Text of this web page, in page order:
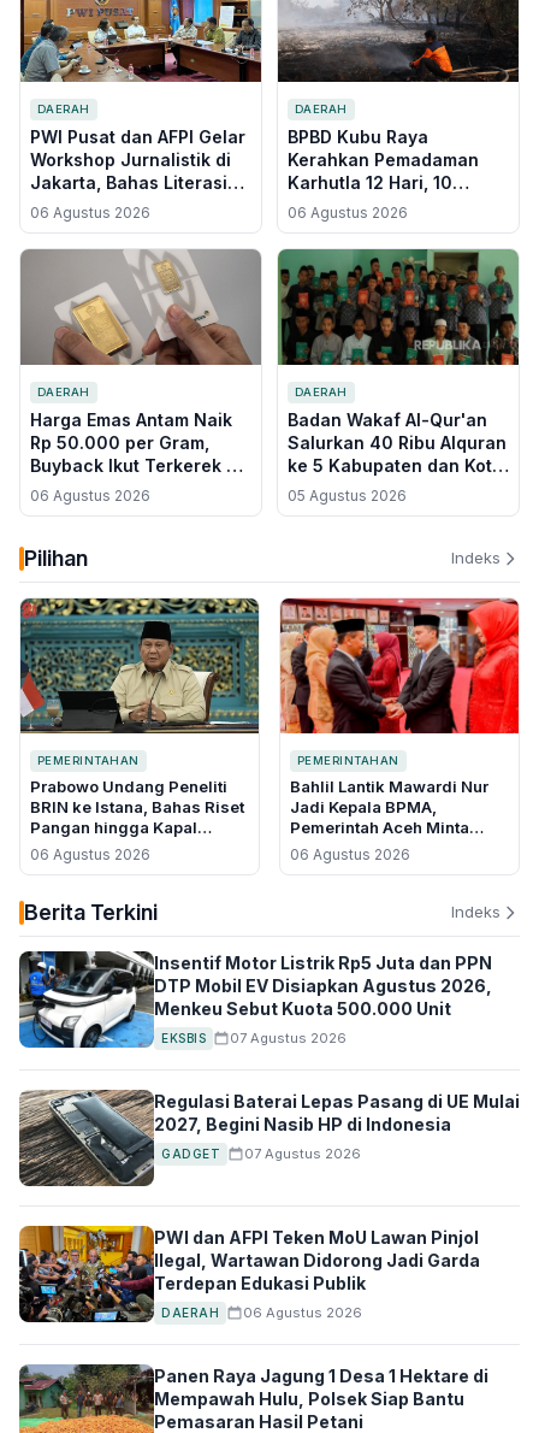
DAERAH
PWI Pusat dan AFPI Gelar
Workshop Jurnalistik di
Jakarta, Bahas Literasi
Fintech dan Perlindungan
Publik
06 Agustus 2026
DAERAH
BPBD Kubu Raya
Kerahkan Pemadaman
Karhutla 12 Hari, 10
Hektare Lahan Terbakar
di Belakang Komplek
Arwana Indah
06 Agustus 2026
DAERAH
Harga Emas Antam Naik
Rp 50.000 per Gram,
Buyback Ikut Terkerek ke
Rp 2,49 Juta
06 Agustus 2026
DAERAH
Badan Wakaf Al-Qur'an
Salurkan 40 Ribu Alquran
ke 5 Kabupaten dan Kota
Pontianak, Petani Kalbar
Ikut Dibina Pupuk Organik
05 Agustus 2026
Pilihan Indeks
PEMERINTAHAN
Prabowo Undang Peneliti
BRIN ke Istana, Bahas Riset
Pangan hingga Kapal
Bertenaga Surya
06 Agustus 2026
PEMERINTAHAN
Bahlil Lantik Mawardi Nur
Jadi Kepala BPMA,
Pemerintah Aceh Minta
Ganti Nasri Djalal di Tengah
Polemik Blok Andaman
06 Agustus 2026
Berita Terkini Indeks
Insentif Motor Listrik Rp5 Juta dan PPN
DTP Mobil EV Disiapkan Agustus 2026,
Menkeu Sebut Kuota 500.000 Unit
EKSBIS 07 Agustus 2026
Regulasi Baterai Lepas Pasang di UE Mulai
2027, Begini Nasib HP di Indonesia
GADGET 07 Agustus 2026
PWI dan AFPI Teken MoU Lawan Pinjol
Ilegal, Wartawan Didorong Jadi Garda
Terdepan Edukasi Publik
DAERAH 06 Agustus 2026
Panen Raya Jagung 1 Desa 1 Hektare di
Mempawah Hulu, Polsek Siap Bantu
Pemasaran Hasil Petani